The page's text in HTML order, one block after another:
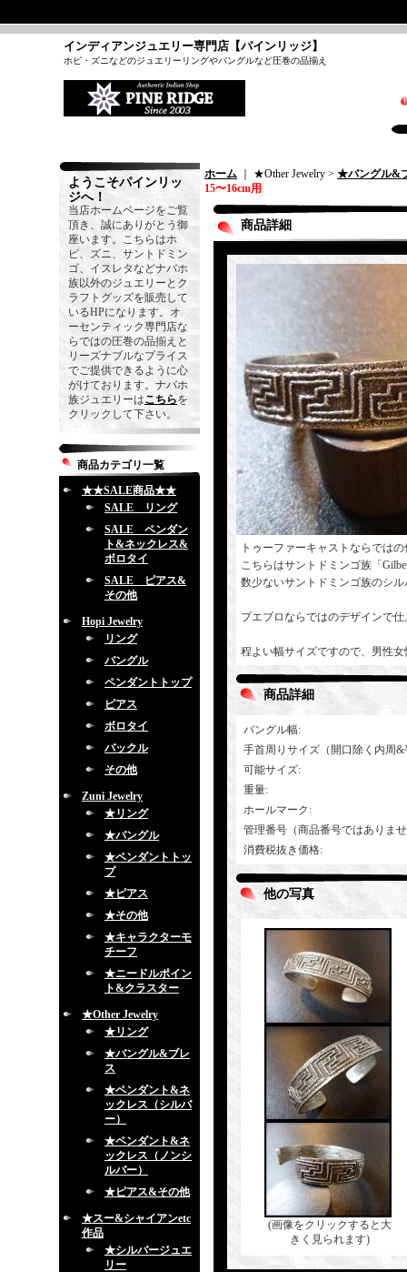
インディアンジュエリー専門店【パインリッジ】
ホピ・ズニなどのジュエリーリングやバングルなど圧巻の品揃え
ようこそパインリッ
ジへ！
当店ホームページをご覧
頂き、誠にありがとう御
座います。こちらはホ
ピ、ズニ、サントドミン
ゴ、イスレタなどナバホ
族以外のジュエリーとク
ラフトグッズを販売して
いるHPになります。オ
ーセンティック専門店な
らではの圧巻の品揃えと
リーズナブルなプライス
でご提供できるように心
がけております。ナバホ
族ジュエリーはこちらを
クリックして下さい。
商品カテゴリ一覧
★★SALE商品★★
SALE リング
SALE ペンダン
ト&ネックレス&
ボロタイ
SALE ピアス&
その他
Hopi Jewelry
リング
バングル
ペンダントトップ
ピアス
ボロタイ
バックル
その他
Zuni Jewelry
★リング
★バングル
★ペンダントトッ
プ
★ピアス
★その他
★キャラクターモ
チーフ
★ニードルポイン
ト&クラスター
★Other Jewelry
★リング
★バングル&ブレ
ス
★ペンダント&ネ
ックレス（シルバ
ー）
★ペンダント&ネ
ックレス（ノンシ
ルバー）
★ピアス&その他
★スー&シャイアンetc
作品
★シルバージュエ
リー
ホーム ｜ ★Other Jewelry > ★バングル&
15〜16cm用
商品詳細
トゥーファーキャストならでは
こちらはサントドミンゴ族「
数少ないサントドミンゴ族のシ
プエブロならではのデザインで
程よい幅サイズですので、男性
商品詳細
バングル幅:
手首周りサイズ（開口除く内周&
可能サイズ:
重量:
ホールマーク :
管理番号（商品番号ではありま
消費税抜き価格:
他の写真
(画像をクリックすると大
きく見られます)